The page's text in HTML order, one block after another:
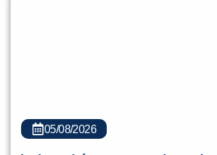
05/08/2026